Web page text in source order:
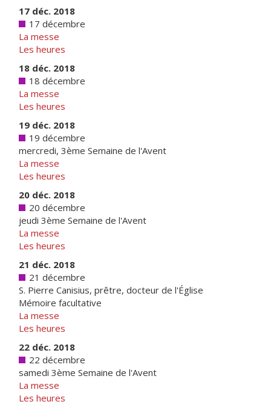
17 déc. 2018
17 décembre
La messe
Les heures
18 déc. 2018
18 décembre
La messe
Les heures
19 déc. 2018
19 décembre
mercredi, 3ème Semaine de l'Avent
La messe
Les heures
20 déc. 2018
20 décembre
jeudi 3ème Semaine de l'Avent
La messe
Les heures
21 déc. 2018
21 décembre
S. Pierre Canisius, prêtre, docteur de l'Église
Mémoire facultative
La messe
Les heures
22 déc. 2018
22 décembre
samedi 3ème Semaine de l'Avent
La messe
Les heures